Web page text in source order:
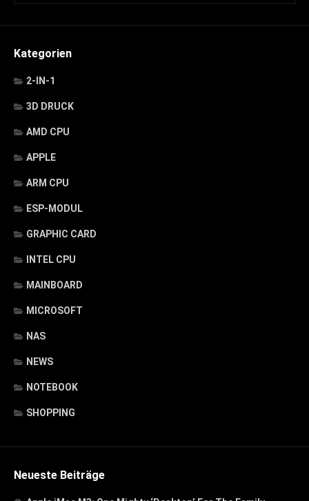
Kategorien
2-IN-1
3D DRUCK
AMD CPU
APPLE
ARM CPU
ESP-MODUL
GRAPHIC CARD
INTEL CPU
MAINBOARD
MICROSOFT
NAS
NEWS
NOTEBOOK
SHOPPING
Neueste Beiträge